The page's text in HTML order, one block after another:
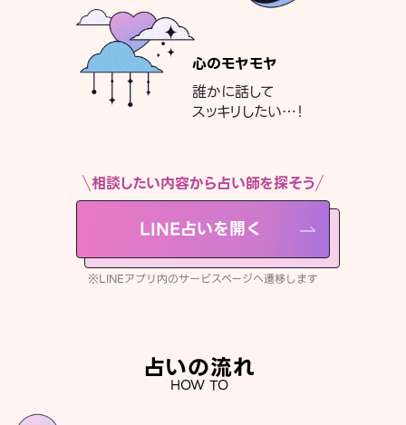
心のモヤモヤ
誰かに話して
スッキリしたい…！
相談したい内容から占い師を探そう
LINE占いを開く
※LINEアプリ内のサービスページへ遷移します
占いの流れ
HOW TO